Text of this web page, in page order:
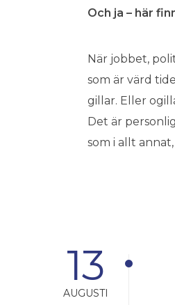
Och ja – här
När jobbet,
som är värd
gillar. Eller
Det är
som i allt
13
AUGUSTI